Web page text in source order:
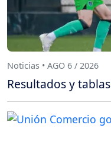
Noticias • AGO 6 / 2026
Resultados y